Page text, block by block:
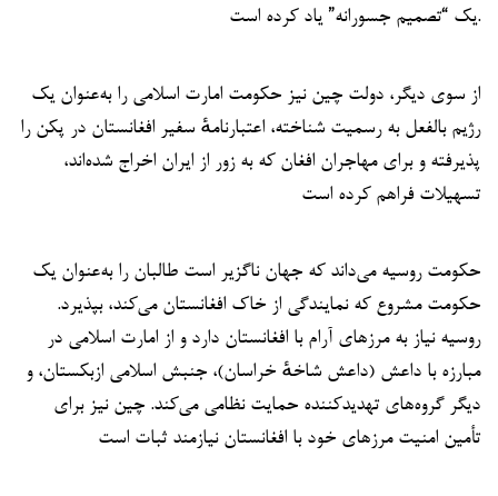
یک “تصمیم جسورانه” یاد کرده است.
از سوی دیگر، دولت چین نیز حکومت امارت اسلامی را به‌عنوان یک
رژیم بالفعل به رسمیت شناخته، اعتبارنامهٔ سفیر افغانستان در پکن را
پذیرفته و برای مهاجران افغان که به زور از ایران اخراج شده‌اند،
تسهیلات فراهم کرده است
حکومت روسیه می‌داند که جهان ناگزیر است طالبان را به‌عنوان یک
حکومت مشروع که نمایندگی از خاک افغانستان می‌کند، بپذیرد.
روسیه نیاز به مرزهای آرام با افغانستان دارد و از امارت اسلامی در
مبارزه با داعش (داعش شاخهٔ خراسان)، جنبش اسلامی ازبکستان، و
دیگر گروه‌های تهدیدکننده حمایت نظامی می‌کند. چین نیز برای
تأمین امنیت مرزهای خود با افغانستان نیازمند ثبات است